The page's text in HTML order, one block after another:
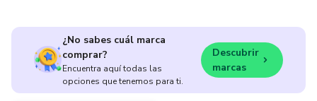
¿No sabes cuál marca
comprar?
Encuentra aquí todas las
opciones que tenemos para ti.
Descubrir
marcas